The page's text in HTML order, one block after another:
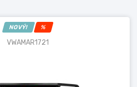
NOVÝ! %
VWAMAR1721